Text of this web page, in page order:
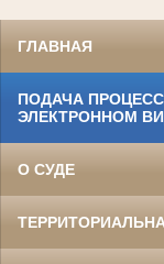
ГЛАВНАЯ
ПОДАЧА
ЭЛЕКТРОННОМ
О СУДЕ